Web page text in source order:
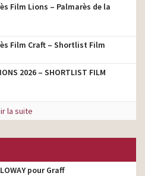
Film Lions – Palmarès de la
Film Craft – Shortlist Film
2026 – SHORTLIST FILM
la suite
pour Graff